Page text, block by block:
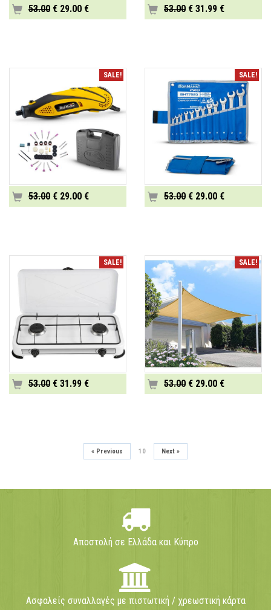
53.00 € 29.00 € 53.00 € 31.99 €
SALE!
53.00 € 29.00 €
SALE!
53.00 € 29.00 €
SALE!
53.00 € 31.99 €
SALE!
53.00 € 29.00 €
« Previous 10 Next »
Αποστολή σε Ελλάδα και Κύπρο
Ασφαλείς συναλλαγές με πιστωτική / χρεωστική κάρτα